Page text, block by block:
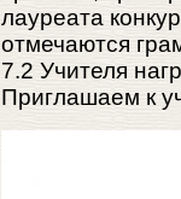
лауреата
отмечаются
7.2 Учителя
Приглашаем к